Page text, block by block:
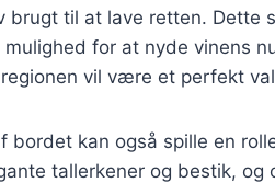
brugt til at lave retten. Dette
for at nyde vinens
vil være et perfekt
bordet kan også spille en
tallerkener og bestik,